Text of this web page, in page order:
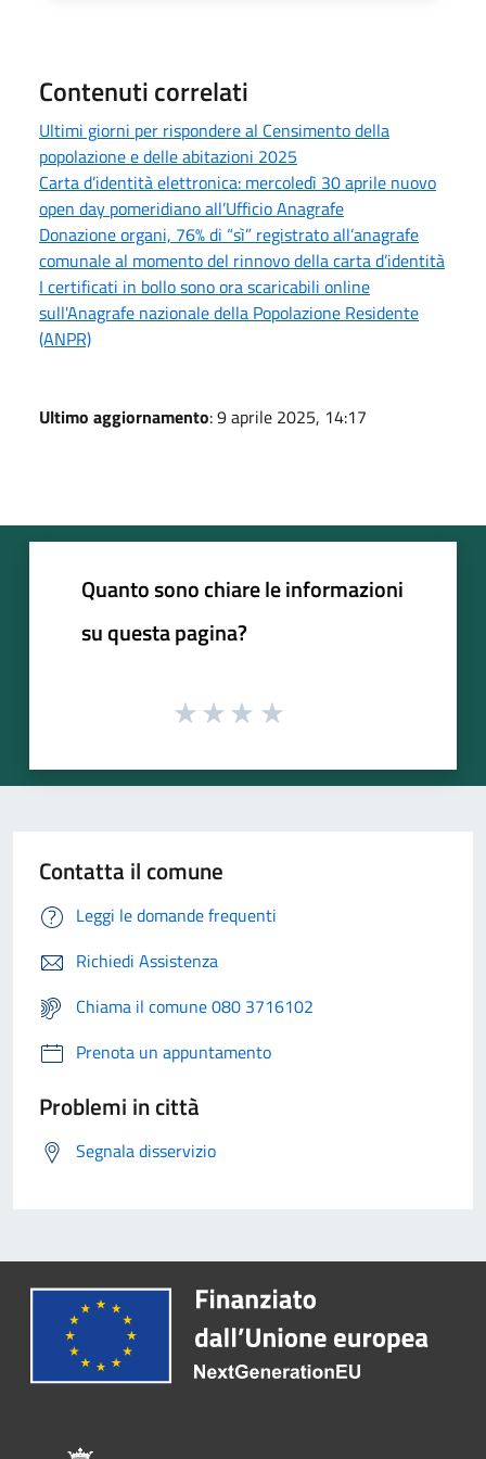
Contenuti correlati
Ultimi giorni per rispondere al Censimento della
popolazione e delle abitazioni 2025
Carta d’identità elettronica: mercoledì 30 aprile nuovo
open day pomeridiano all’Ufficio Anagrafe
Donazione organi, 76% di “sì” registrato all’anagrafe
comunale al momento del rinnovo della carta d’identità
I certificati in bollo sono ora scaricabili online
sull'Anagrafe nazionale della Popolazione Residente
(ANPR)
Ultimo aggiornamento: 9 aprile 2025, 14:17
Quanto sono chiare le informazioni
su questa pagina?
Contatta il comune
Leggi le domande frequenti
Richiedi Assistenza
Chiama il comune 080 3716102
Prenota un appuntamento
Problemi in città
Segnala disservizio